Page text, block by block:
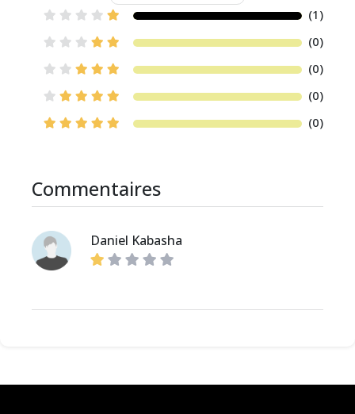
(1)
(0)
(0)
(0)
(0)
Commentaires
Daniel Kabasha